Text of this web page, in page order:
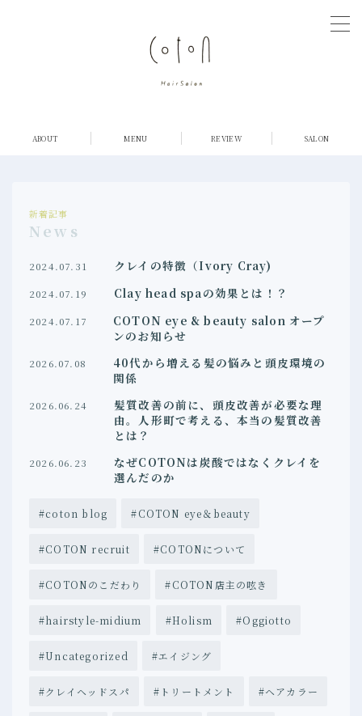
ご予約
COTON Journal
取り扱い製品について
ABOUT MENU REVIEW SALON
新着記事
News
クレイの特徴（Ivory Cray)
2024.07.31
Clay head spaの効果とは！？
2024.07.19
COTON eye & beauty salon オープ
ンのお知らせ
2024.07.17
40代から増える髪の悩みと頭皮環境の
関係
2026.07.08
髪質改善の前に、頭皮改善が必要な理
由。人形町で考える、本当の髪質改善
とは？
2026.06.24
なぜCOTONは炭酸ではなくクレイを
選んだのか
2026.06.23
coton blog COTON eye＆beauty
COTON recruit COTONについて
COTONのこだわり COTON店主の呟き
hairstyle-midium Holism Oggiotto
Uncategorized エイジング
クレイヘッドスパ トリートメント ヘアカラー